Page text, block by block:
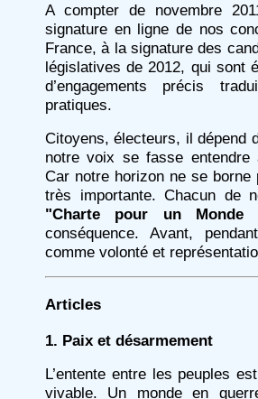
A compter de novembre
signature en ligne de nos
France, à la signature des
législatives de 2012, qui sont
d’engagements précis
pratiques.
Citoyens, électeurs, il dépend
notre voix se fasse entendre
Car notre horizon ne se
très importante. Chacun de
"Charte pour un Monde
conséquence. Avant,
comme volonté et
Articles
1. Paix et désarmement
L’entente entre les peuples
vivable. Un monde en